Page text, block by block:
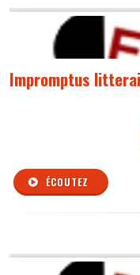
Impromptus
ÉCOUTEZ